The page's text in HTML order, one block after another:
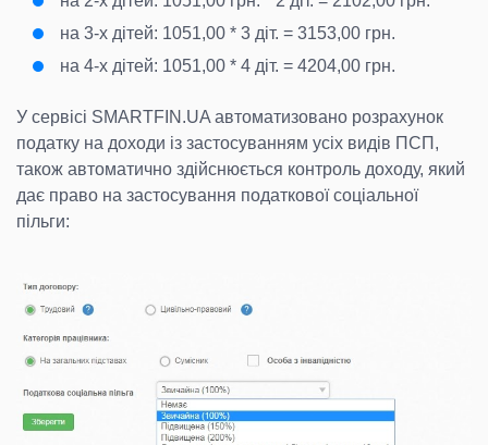
на 3-х дітей: 1051,00 * 3 діт. = 3153,00 грн.
на 4-х дітей: 1051,00 * 4 діт. = 4204,00 грн.
У сервісі SMARTFIN.UA автоматизовано розрахунок
податку на доходи із застосуванням усіх видів ПСП,
також автоматично здійснюється контроль доходу, який
дає право на застосування податкової соціальної
пільги: